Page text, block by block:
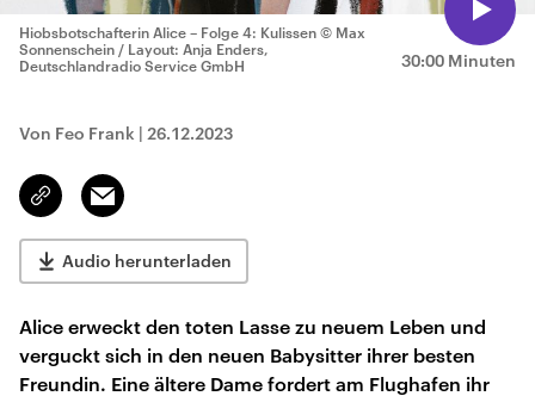
30:00 Minuten
Hiobsbotschafterin Alice – Folge 4: Kulissen © Max
Sonnenschein / Layout: Anja Enders,
Deutschlandradio Service GmbH
Von Feo Frank | 26.12.2023
Link
kopieren/teilen
Email
Audio herunterladen
Alice erweckt den toten Lasse zu neuem Leben und
verguckt sich in den neuen Babysitter ihrer besten
Freundin. Eine ältere Dame fordert am Flughafen ihr